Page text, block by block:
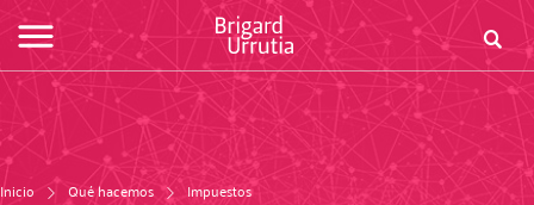
Pasar
contenido
principal
de
Buscar
Inicio Qué hacemos Impuestos